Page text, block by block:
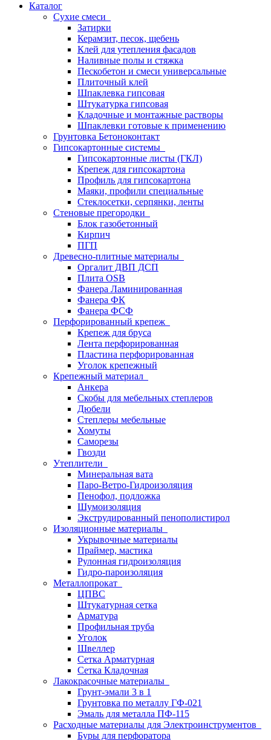
Каталог
Сухие смеси
Затирки
Керамзит, песок, щебень
Клей для утепления фасадов
Наливные полы и стяжка
Пескобетон и смеси универсальные
Плиточный клей
Шпаклевка гипсовая
Штукатурка гипсовая
Кладочные и монтажные растворы
Шпаклевки готовые к применению
Грунтовка Бетоноконтакт
Гипсокартонные системы
Гипсокартонные листы (ГКЛ)
Крепеж для гипсокартона
Профиль для гипсокартона
Маяки, профили специальные
Стеклосетки, серпянки, ленты
Стеновые прегородки
Блок газобетонный
Кирпич
ПГП
Древесно-плитные материалы
Оргалит ДВП ДСП
Плита OSB
Фанера Ламинированная
Фанера ФК
Фанера ФСФ
Перфорированный крепеж
Крепеж для бруса
Лента перфорированная
Пластина перфорированная
Уголок крепежный
Крепежный материал
Анкера
Скобы для мебельных степлеров
Дюбели
Степлеры мебельные
Хомуты
Саморезы
Гвозди
Утеплители
Минеральная вата
Паро-Ветро-Гидроизоляция
Пенофол, подложка
Шумоизоляция
Экструдированный пенополистирол
Изоляционные материалы
Укрывочные материалы
Праймер, мастика
Рулонная гидроизоляция
Гидро-пароизоляция
Металлопрокат
ЦПВС
Штукатурная сетка
Арматура
Профильная труба
Уголок
Швеллер
Сетка Арматурная
Сетка Кладочная
Лакокрасочные материалы
Грунт-эмали 3 в 1
Грунтовка по металлу ГФ-021
Эмаль для металла ПФ-115
Расходные материалы для Электроинструментов
Буры для перфоратора